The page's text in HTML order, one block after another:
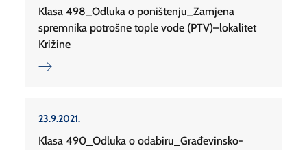
Klasa 498_Odluka o poništenju_Zamjena
spremnika potrošne tople vode (PTV)–lokalitet
Križine
23.9.2021.
Klasa 490_Odluka o odabiru_Građevinsko-